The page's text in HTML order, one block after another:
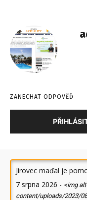
ZANECHAT ODPOVĚĎ
Jírovec maďal je
7 srpna 2026 - <img
content/uploads/2023/